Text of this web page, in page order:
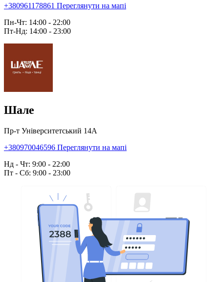
+380961178861 Переглянути на мапі
Пн-Чт: 14:00 - 22:00
Пт-Нд: 14:00 - 23:00
Шале
Пр-т Університетський 14А
+380970046596 Переглянути на мапі
Нд - Чт: 9:00 - 22:00
Пт - Сб: 9:00 - 23:00